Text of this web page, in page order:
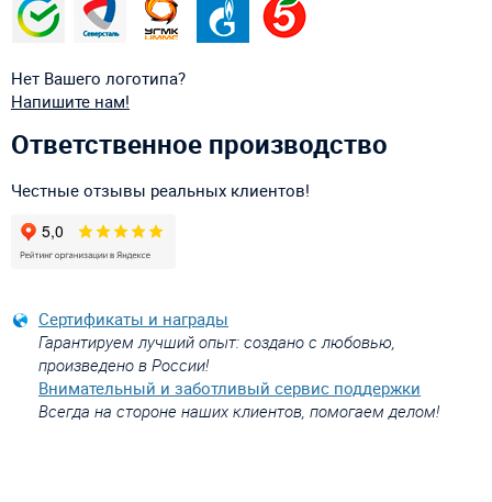
Нет Вашего логотипа?
Напишите нам!
Ответственное производство
Честные отзывы реальных клиентов!
Сертификаты и награды
Гарантируем лучший опыт: создано с любовью,
произведено в России!
Внимательный и заботливый сервис поддержки
Всегда на стороне наших клиентов, помогаем делом!